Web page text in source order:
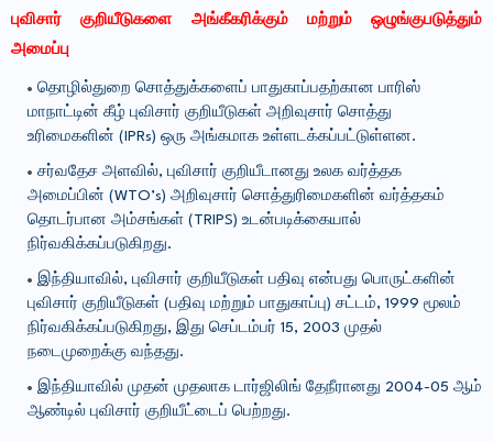
புவிசார் குறியீடுகளை அங்கீகரிக்கும் மற்றும் ஒழுங்குபடுத்தும்
அமைப்பு
தொழில்துறை சொத்துக்களைப் பாதுகாப்பதற்கான பாரிஸ்
மாநாட்டின் கீழ் புவிசார் குறியீடுகள் அறிவுசார் சொத்து
உரிமைகளின் (IPRs) ஒரு அங்கமாக உள்ளடக்கப்பட்டுள்ளன.
சர்வதேச அளவில், புவிசார் குறியீடானது உலக வர்த்தக
அமைப்பின் (WTO’s) அறிவுசார் சொத்துரிமைகளின் வர்த்தகம்
தொடர்பான அம்சங்கள் (TRIPS) உடன்படிக்கையால்
நிர்வகிக்கப்படுகிறது.
இந்தியாவில், புவிசார் குறியீடுகள் பதிவு என்பது பொருட்களின்
புவிசார் குறியீடுகள் (பதிவு மற்றும் பாதுகாப்பு) சட்டம், 1999 மூலம்
நிர்வகிக்கப்படுகிறது, இது செப்டம்பர் 15, 2003 முதல்
நடைமுறைக்கு வந்தது.
இந்தியாவில் முதன் முதலாக டார்ஜிலிங் தேநீரானது 2004-05 ஆம்
ஆண்டில் புவிசார் குறியீட்டைப் பெற்றது.